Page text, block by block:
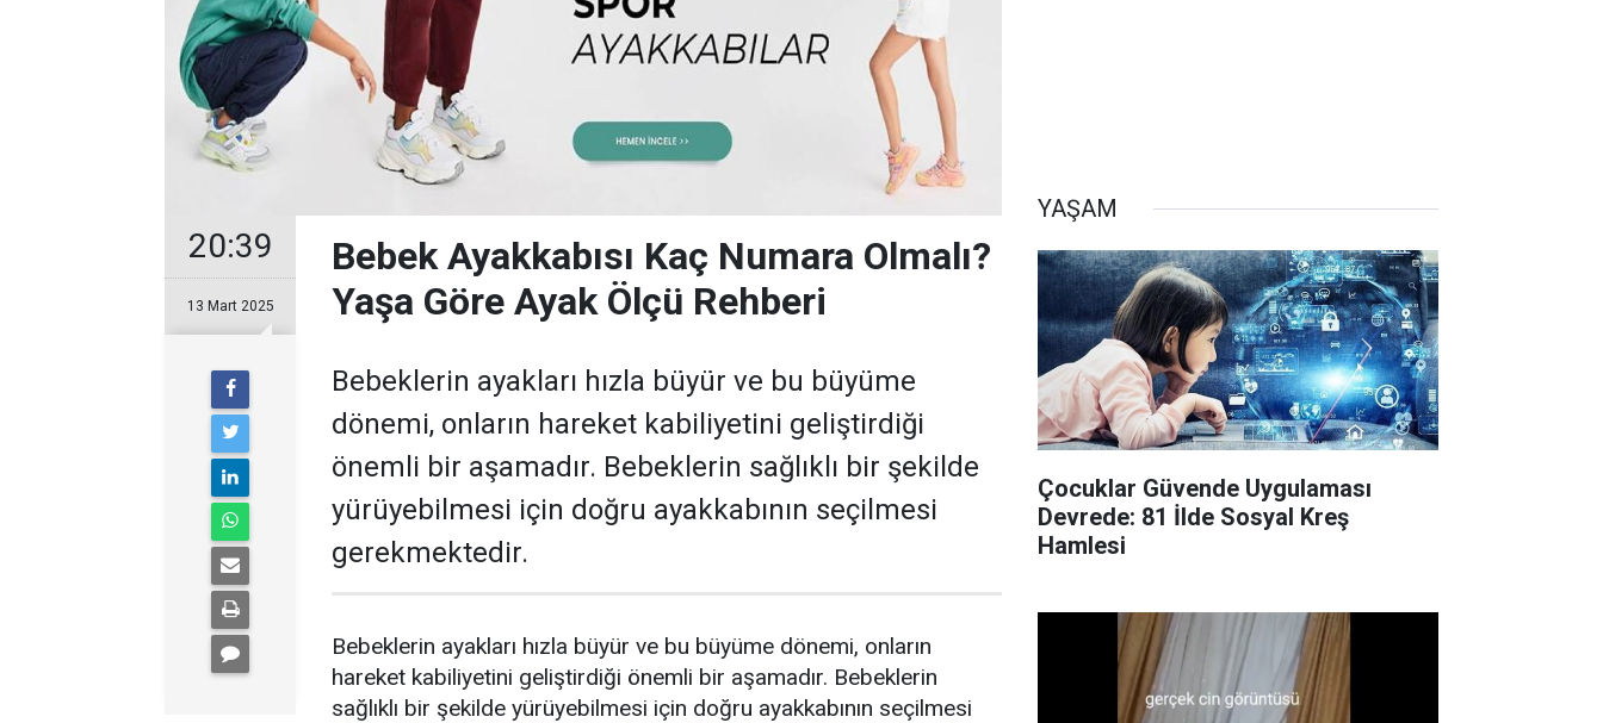
20:39
13 Mart 2025
Bebek Ayakkabısı Kaç Numara Olmalı?
Yaşa Göre Ayak Ölçü Rehberi
Bebeklerin ayakları hızla büyür ve bu büyüme
dönemi, onların hareket kabiliyetini geliştirdiği
önemli bir aşamadır. Bebeklerin sağlıklı bir şekilde
yürüyebilmesi için doğru ayakkabının seçilmesi
gerekmektedir.
Bebeklerin ayakları hızla büyür ve bu büyüme dönemi, onların
hareket kabiliyetini geliştirdiği önemli bir aşamadır. Bebeklerin
sağlıklı bir şekilde yürüyebilmesi için doğru ayakkabının seçilmesi
YAŞAM
Çocuklar Güvende Uygulaması
Devrede: 81 İlde Sosyal Kreş
Hamlesi